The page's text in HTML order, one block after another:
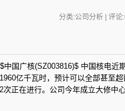
分类:公司分析 | 评论
中国广核(SZ003816)$ 中国核电近
亿千瓦时，预计可以全部甚
正在进行。公司今年成立大修中